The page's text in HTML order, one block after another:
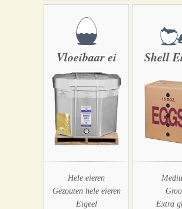
Vloeibaar ei
Hele eieren
Gezouten hele eieren
Eigeel
Shell
Extra